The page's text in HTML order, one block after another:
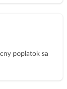
poplatok sa